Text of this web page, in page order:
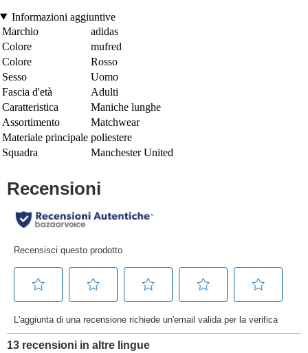
Informazioni aggiuntive
Marchio
adidas
Colore
mufred
Colore
Rosso
Sesso
Uomo
Fascia d'età
Adulti
Caratteristica
Maniche lunghe
Assortimento
Matchwear
Materiale principale poliestere
Squadra
Manchester United